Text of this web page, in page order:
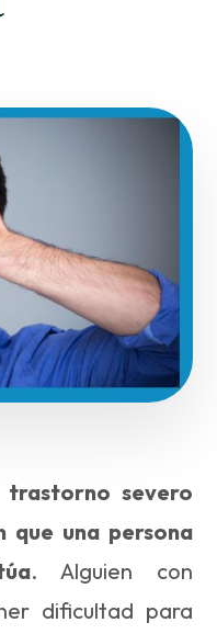
trastorno severo
una persona
. Alguien con
dificultad para